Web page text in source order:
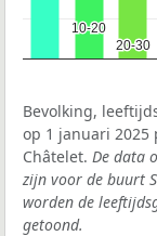
10-20
10-20
20-30
20-30
Bevolking,
op 1 januari
Châtelet. De data
zijn voor de buurt
worden de
getoond.